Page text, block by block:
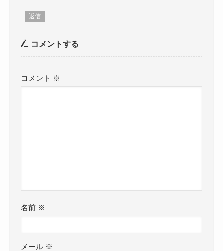
返信
コメントする
コメント ※
名前 ※
メール ※